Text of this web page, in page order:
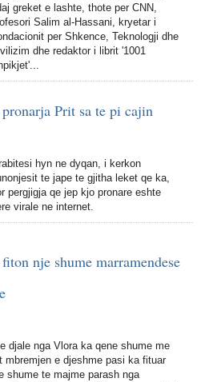
greket e lashte, thote per CNN,
Salim al-Hassani, kryetar i
per Shkence, Teknologji dhe
dhe redaktor i librit '1001
Prit sa te pi cajin
hyn ne dyqan, i kerkon
te jape te gjitha leket qe ka,
pergjigja qe jep kjo pronare eshte
virale ne internet.
nje shume marramendese
djale nga Vlora ka qene shume me
mbremjen e djeshme pasi ka fituar
shume te majme parash nga